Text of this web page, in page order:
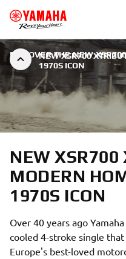
NEW XSR700
1970S ICON
DISCOVER THE NEW
NEW XSR700
MODERN
1970S ICON
Over 40 years ago
cooled 4-stroke single
Europe's best-loved